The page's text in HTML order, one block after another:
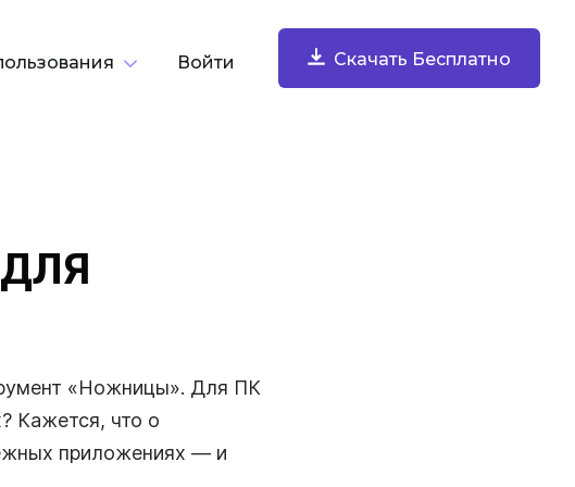
Войти Скачать Бесплатно
Создавать И Комментировать
«Ножницы». Для ПК
Кажется, что о
приложениях — и